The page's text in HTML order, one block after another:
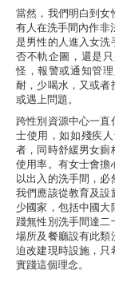
當然，我們明白到女
有人在洗手間內作非
是男性的人進入女
否不軌企圖，還是
怪，報警或通知管
耐，少喝水，又或者
或遇上問題。
跨性別資源中心一直
士使用，如如殘疾
者，同時舒緩男女廁
使用率。有女士會
以出入的洗手間，必
我們應該從教育及設
少國家，包括中國
踐無性別洗手間達
場所及餐廳設有此類
迫改建現時設施，只
實踐這個理念。